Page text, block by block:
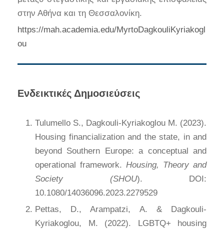
στην Αθήνα και τη Θεσσαλονίκη.
https://mah.academia.edu/MyrtoDagkouliKyriakogl
ou
Ενδεικτικές Δημοσιεύσεις
Tulumello S., Dagkouli-Kyriakoglou M. (2023).
Housing financialization and the state, in and
beyond Southern Europe: a conceptual and
operational framework. Housing, Theory and
Society (SHOU). DOI:
10.1080/14036096.2023.2279529
Pettas, D., Arampatzi, A. & Dagkouli-
Kyriakoglou, M. (2022). LGBTQ+ housing